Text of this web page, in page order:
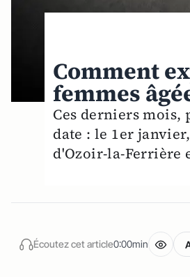
Comment
femmes
Ces derniers mois,
date : le 1er
d'Ozoir-la-Ferrière
Écoutez cet article0:00min